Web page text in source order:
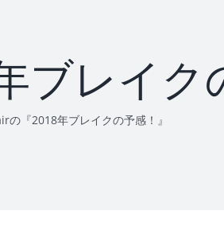
ブレイク
の『2018年ブレイクの予感！』